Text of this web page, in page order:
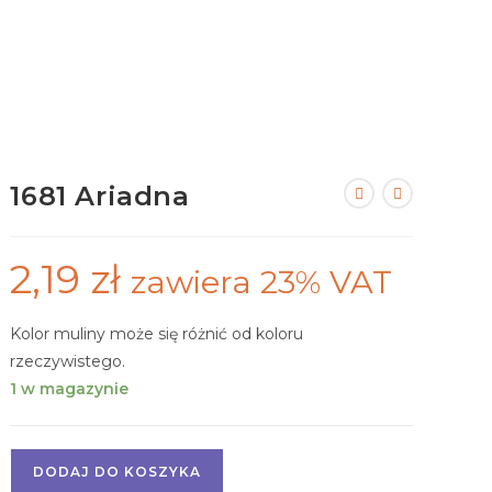
1681 Ariadna
2,19 zł zawiera 23% VAT
Kolor muliny może się różnić od koloru
rzeczywistego.
1 w magazynie
DODAJ DO KOSZYKA